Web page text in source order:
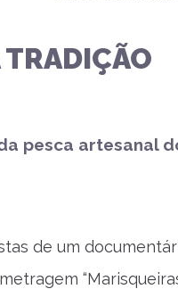
Quero
TRADIÇÃO
pesca artesanal
de um